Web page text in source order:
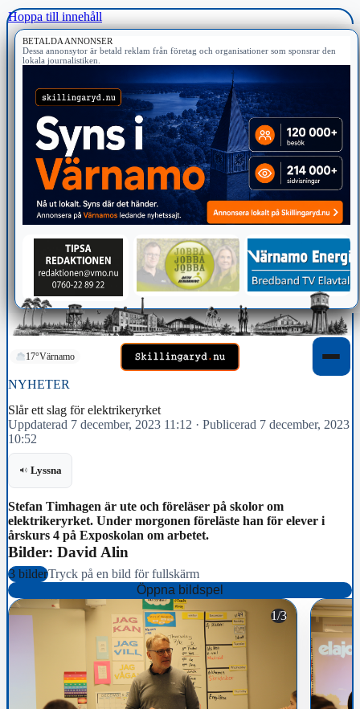
Hoppa till innehåll
BETALDA ANNONSER
Dessa annonsytor är betald reklam från företag och organisationer som sponsrar den
lokala journalistiken.
17°Värnamo
NYHETER
Slår ett slag för elektrikeryrket
Uppdaterad 7 december, 2023 11:12 · Publicerad 7 december, 2023
10:52
Lyssna
Stefan Timhagen är ute och föreläser på skolor om
elektrikeryrket. Under morgonen föreläste han för elever i
årskurs 4 på Exposkolan om arbetet.
Bilder: David Alin
3 bilderTryck på en bild för fullskärm
Öppna bildspel
1/3